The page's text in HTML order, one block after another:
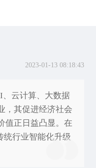
2023-01-13 08:18:43
云计算、大数据
，其促进经济社会
值正日益凸显。在
统行业智能化升级